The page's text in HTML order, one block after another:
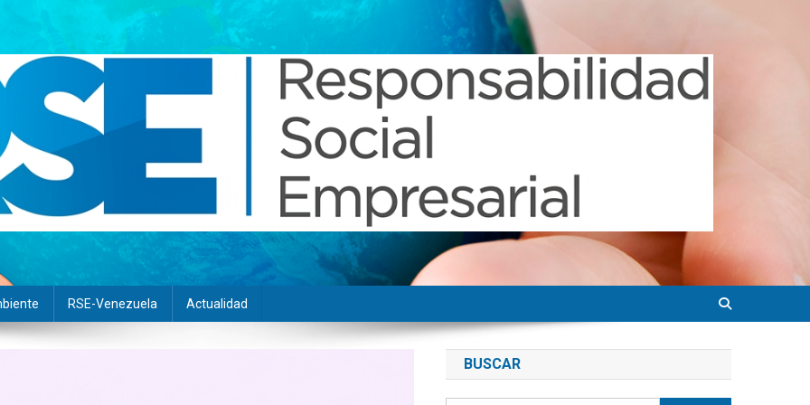
RSE-Venezuela Actualidad
BUSCAR